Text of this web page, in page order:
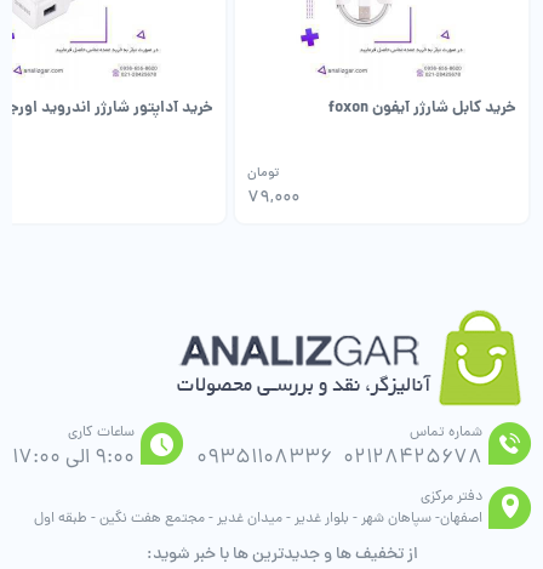
خرید کابل شارژر آیفون foxon
79,000
تومان
خرید آداپتور شارژر اندروید
شماره تماس
02128425678
09351108336
ساعات کاری
9:00 الی 17:00
دفتر مرکزی
اصفهان- سپاهان شهر - بلوار غدیر - میدان غدیر - مجتمع هفت نگین - طبقه اول
از تخفیف ها و جدیدترین ها با خبر شوید: